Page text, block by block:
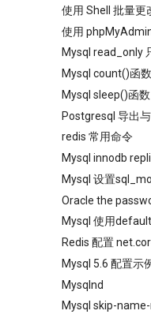
使用 Shell 批量更
使用
Mysql read_only
Mysql count()函数
Mysql sleep()函数
Postgresql 导出
redis 常用命令
Mysql innodb
Mysql 设置
Oracle the
Mysql 使用
Redis 配置
Mysql 5.6 配置示
Mysqlnd
Mysql skip-